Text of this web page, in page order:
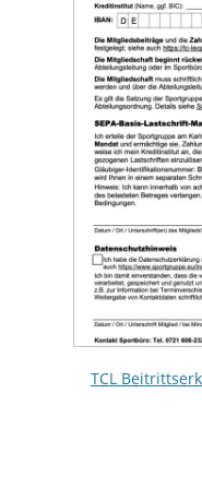
TCL